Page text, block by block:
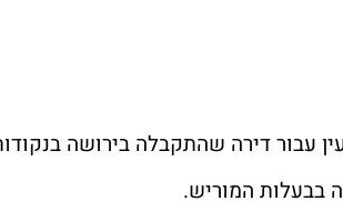
עבור דירה שהתקבלה בירושה
בבעלות המוריש.